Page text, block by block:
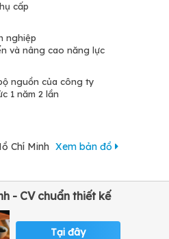
cấp
nghiệp
và nâng cao năng lực
nguồn của công ty
1 năm 2 lần
Chí Minh Xem bản đồ
- CV chuẩn thiết kế
Tại đây